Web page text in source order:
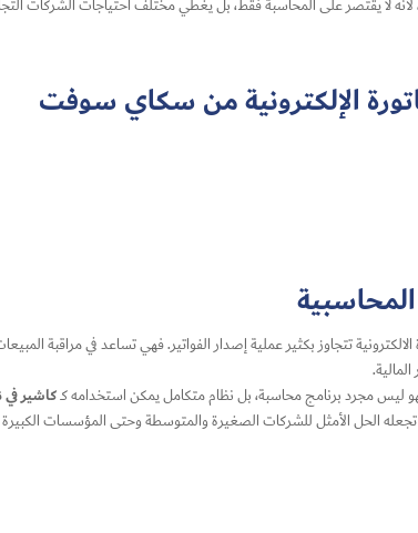
لأنه لا يقتصر على المحاسبة فقط، بل يغطي مختلف احتياجات الشركات
الإلكترونية من سكاي سوفت
تتجاوز بكثير عملية إصدار الفواتير. فهي تساعد في مراقبة
ليس مجرد برنامج محاسبة، بل نظام متكامل يمكن استخدامه كـكاشير في
تجعله الحل الأمثل للشركات الصغيرة والمتوسطة وحتى المؤسسات